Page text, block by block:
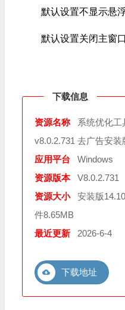
默认设置不显示悬
默认设置关闭主窗
下载信息
资源名称
系统优化工
v8.0.2.731 去广告安
应用平台
Windows
资源版本
V8.0.2.731
资源大小
安装版
件8.65MB
最近更新
2026-6-4
下载地址